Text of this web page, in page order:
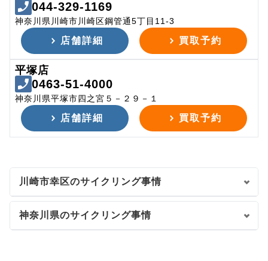
044-329-1169
神奈川県川崎市川崎区鋼管通5丁目11-3
店舗詳細 買取予約
平塚店
0463-51-4000
神奈川県平塚市四之宮５－２９－１
店舗詳細 買取予約
川崎市幸区のサイクリング事情
神奈川県のサイクリング事情